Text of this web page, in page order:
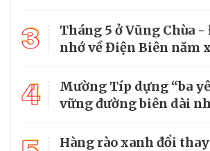
3
Tháng 5 ở Vũng Chùa -
nhớ về Điện Biên năm
4
Mường Típ dựng “ba
vững đường biên dài
Hàng rào xanh đổi